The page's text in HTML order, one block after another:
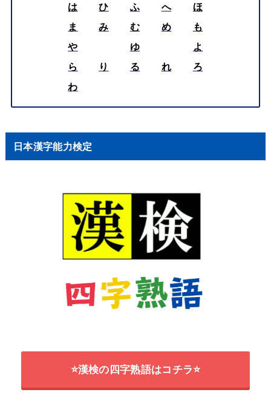
は
ひ ふ へ
ほ
ま
み む め
も
や
ゆ
よ
ら
り る れ
ろ
わ
日本漢字能力検定
⭐漢検の四字熟語はコチラ⭐